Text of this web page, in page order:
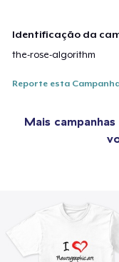
Identificação da
the-rose-algorithm
Reporte esta
Mais campanhas